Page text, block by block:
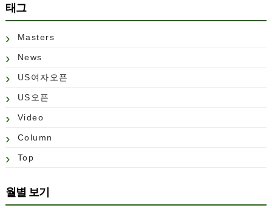
태그
Masters
News
US여자오픈
US오픈
Video
Column
Top
월별 보기